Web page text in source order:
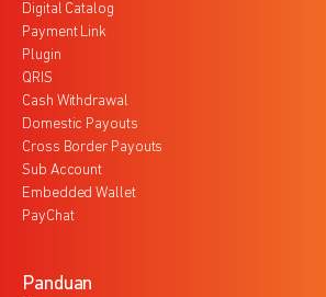
Digital Catalog
Payment Link
Plugin
QRIS
Cash Withdrawal
Domestic Payouts
Cross Border Payouts
Sub Account
Embedded Wallet
PayChat
Panduan